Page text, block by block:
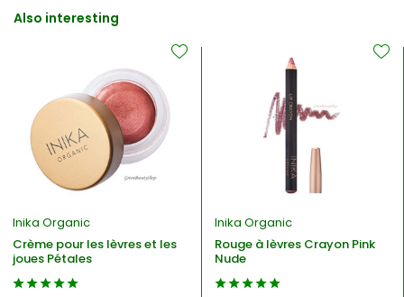
Also interesting
Inika Organic
Crème pour les lèvres et les
joues Pétales
Inika Organic
Rouge à lèvres Crayon Pink
Nude